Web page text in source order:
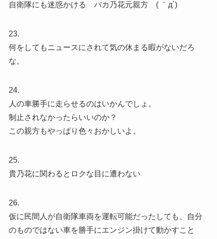
自衛隊にも迷惑かける バカ乃花元親方 ( ｀д´)
23.
何をしてもニュースにされて気の休まる暇がないだろ
な。
24.
人の車勝手に走らせるのはいかんでしょ。
制止されなかったらいいのか？
この親方もやっぱり色々おかしいよ。
25.
貴乃花に関わるとロクな目に遭わない
26.
仮に民間人が自衛隊車両を運転可能だったしても、自分
のものではない車を勝手にエンジン掛けて動かすこと